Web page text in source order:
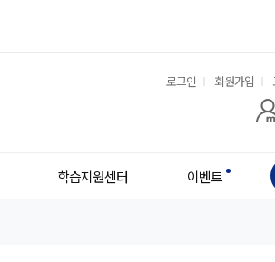
유
로그인 회원가입
사
학습지원센터 이벤트